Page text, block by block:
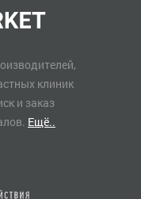
клиник
и заказ
Ещё..